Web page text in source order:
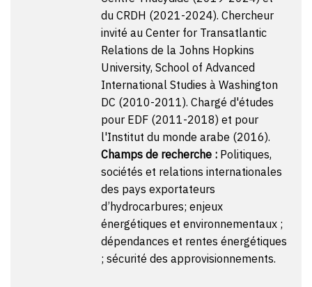
du CRDH (2021-2024). Chercheur
invité au Center for Transatlantic
Relations de la Johns Hopkins
University, School of Advanced
International Studies à Washington
DC (2010-2011). Chargé d'études
pour EDF (2011-2018) et pour
l'Institut du monde arabe (2016).
Champs de recherche :Politiques,
sociétés et relations internationales
des pays exportateurs
d’hydrocarbures; enjeux
énergétiques et environnementaux ;
dépendances et rentes énergétiques
; sécurité des approvisionnements.